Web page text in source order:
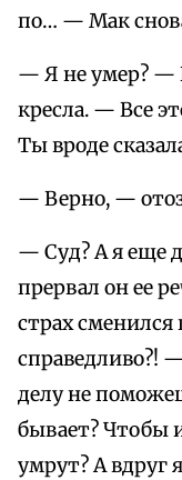
по… — Мак
— Я не умер? —
кресла. — Все
Ты вроде
— Верно, —
— Суд? А я еще
прервал он ее
страх сменился
справедливо?!
делу не
бывает? Чтобы
умрут? А вдруг